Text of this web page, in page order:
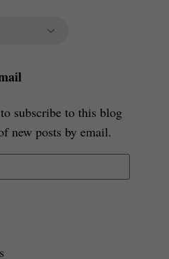
subscribe to this blog
new posts by email.